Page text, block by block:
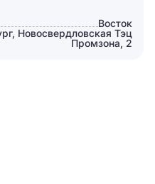
Восток
Новосвердловская Тэц
Промзона, 2